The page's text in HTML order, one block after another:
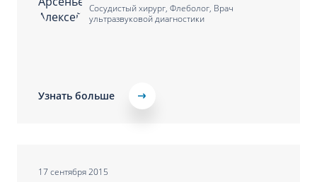
Сосудистый хирург, Флеболог, Врач
ультразвуковой диагностики
Узнать больше
17 сентября 2015